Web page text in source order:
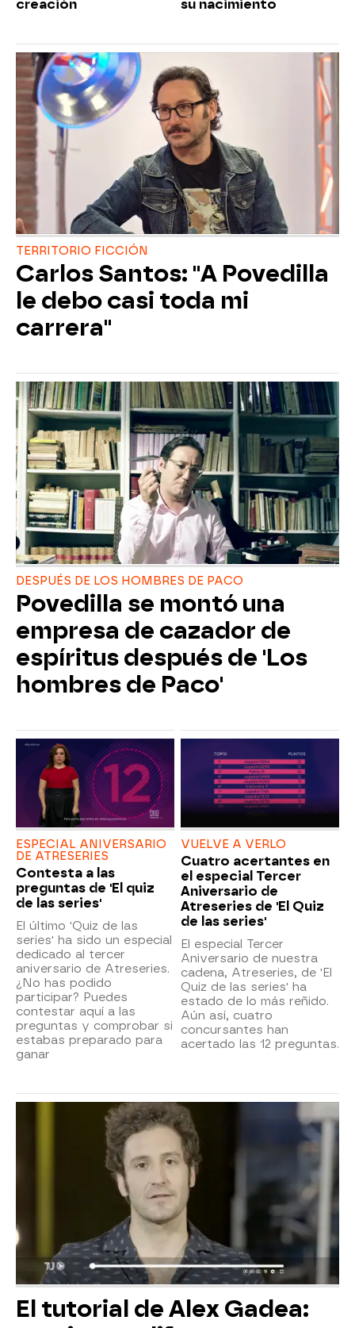
creación su nacimiento
TERRITORIO FICCIÓN
Carlos Santos: "A Povedilla
le debo casi toda mi
carrera"
DESPUÉS DE LOS HOMBRES DE PACO
Povedilla se montó una
empresa de cazador de
espíritus después de 'Los
hombres de Paco'
ESPECIAL ANIVERSARIO
DE ATRESERIES
Contesta a las
preguntas de 'El quiz
de las series'
El último 'Quiz de las
series' ha sido un especial
dedicado al tercer
aniversario de Atreseries.
¿No has podido
participar? Puedes
contestar aquí a las
preguntas y comprobar si
estabas preparado para
ganar
VUELVE A VERLO
Cuatro acertantes en
el especial Tercer
Aniversario de
Atreseries de 'El Quiz
de las series'
El especial Tercer
Aniversario de nuestra
cadena, Atreseries, de 'El
Quiz de las series' ha
estado de lo más reñido.
Aún así, cuatro
concursantes han
acertado las 12 preguntas.
El tutorial de Alex Gadea: